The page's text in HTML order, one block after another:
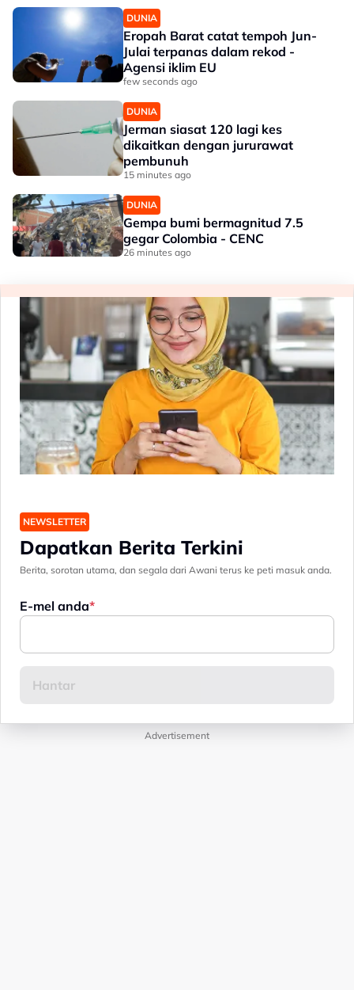
DUNIA
Eropah Barat catat tempoh Jun-
Julai terpanas dalam rekod -
Agensi iklim EU
few seconds ago
DUNIA
Jerman siasat 120 lagi kes
dikaitkan dengan jururawat
pembunuh
15 minutes ago
DUNIA
Gempa bumi bermagnitud 7.5
gegar Colombia - CENC
26 minutes ago
NEWSLETTER
Dapatkan Berita Terkini
Berita, sorotan utama, dan segala dari Awani terus ke peti masuk anda.
E-mel anda
Advertisement